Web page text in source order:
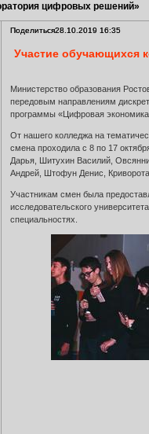
цифровых решений»
Поделиться28.10.2019 16:35
Участие обучающихся
Министерство образования
передовым направлениям
программы «Цифровая
От нашего колледжа на
смена проходила с 8 по 17
Дарья, Шитухин Василий,
Андрей, Штофун Денис,
Участникам смен была
исследовательского
специальностях.